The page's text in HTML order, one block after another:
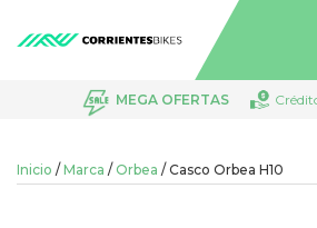
MEGA OFERTAS
Inicio / Marca / Orbea / Casco Orbea H10